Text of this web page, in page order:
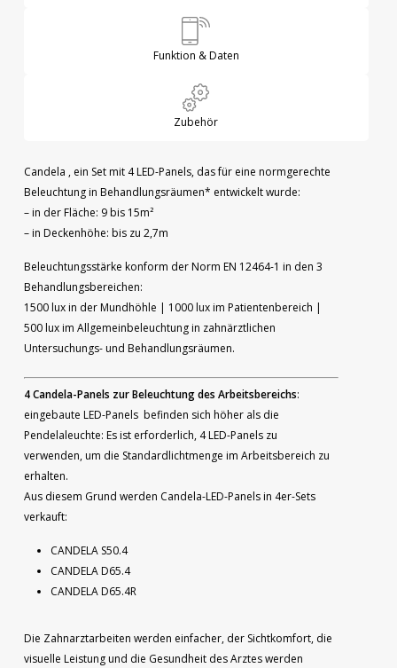
Funktion & Daten
Zubehör
Candela , ein Set mit 4 LED-Panels, das für eine normgerechte
Beleuchtung in Behandlungsräumen* entwickelt wurde:
– in der Fläche: 9 bis 15m²
– in Deckenhöhe: bis zu 2,7m
Beleuchtungsstärke konform der Norm EN 12464-1 in den 3
Behandlungsbereichen:
1500 lux in der Mundhöhle | 1000 lux im Patientenbereich |
500 lux im Allgemeinbeleuchtung in zahnärztlichen
Untersuchungs- und Behandlungsräumen.
4 Candela-Panels zur Beleuchtung des Arbeitsbereichs:
eingebaute LED-Panels befinden sich höher als die
Pendelaleuchte: Es ist erforderlich, 4 LED-Panels zu
verwenden, um die Standardlichtmenge im Arbeitsbereich zu
erhalten.
Aus diesem Grund werden Candela-LED-Panels in 4er-Sets
verkauft:
CANDELA S50.4
CANDELA D65.4
CANDELA D65.4R
Die Zahnarztarbeiten werden einfacher, der Sichtkomfort, die
visuelle Leistung und die Gesundheit des Arztes werden